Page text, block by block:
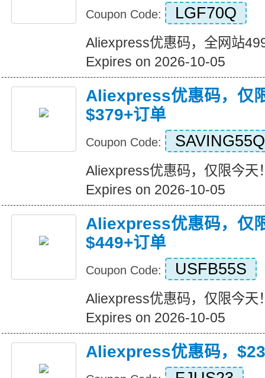
Coupon Code: LGF70Q
Aliexpress优惠码，全网站
Expires on 2026-10-05
Aliexpress优惠码，仅
$379+订单
Coupon Code: SAVING55Q
Aliexpress优惠码，仅限今天
Expires on 2026-10-05
Aliexpress优惠码，仅
$449+订单
Coupon Code: USFB55S
Aliexpress优惠码，仅限今天
Expires on 2026-10-05
Aliexpress优惠码，